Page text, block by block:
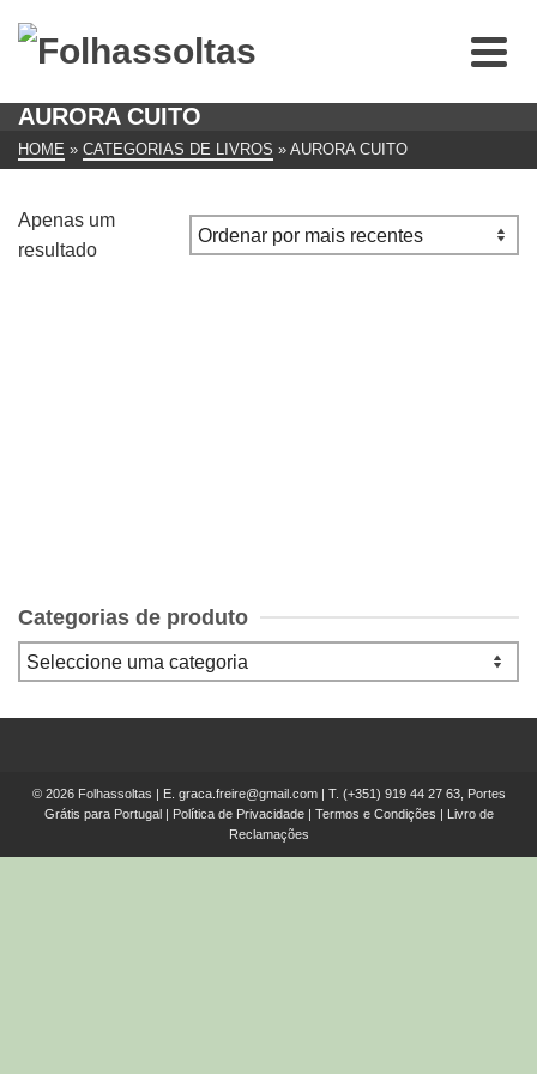
AURORA CUITO
HOME » CATEGORIAS DE LIVROS » AURORA CUITO
Apenas um
resultado
Categorias de produto
© 2026 Folhassoltas | E. graca.freire@gmail.com| T. (+351) 919 44 27 63, Portes
Grátis para Portugal | Política de Privacidade| Termos e Condições | Livro de
Reclamações